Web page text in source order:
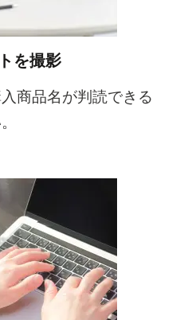
を撮影
商品名が判読できる